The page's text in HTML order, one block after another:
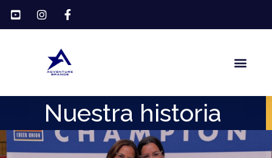
contenido
Nuestra historia